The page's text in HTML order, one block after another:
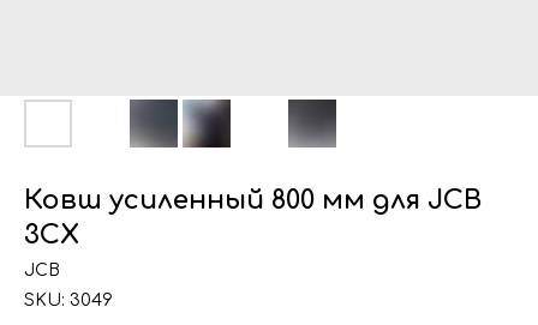
Ковш усиленный 800 мм для JCB
3CX
JCB
SKU: 3049